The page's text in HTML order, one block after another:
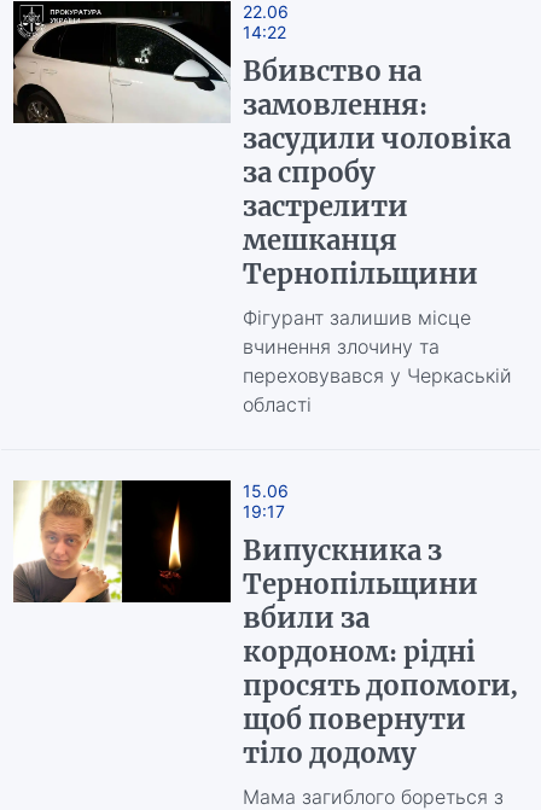
22.06
14:22
Вбивство на
замовлення:
засудили чоловіка
за спробу
застрелити
мешканця
Тернопільщини
Фігурант залишив місце
вчинення злочину та
переховувався у Черкаській
області
15.06
19:17
Випускника з
Тернопільщини
вбили за
кордоном: рідні
просять допомоги,
щоб повернути
тіло додому
Мама загиблого бореться з